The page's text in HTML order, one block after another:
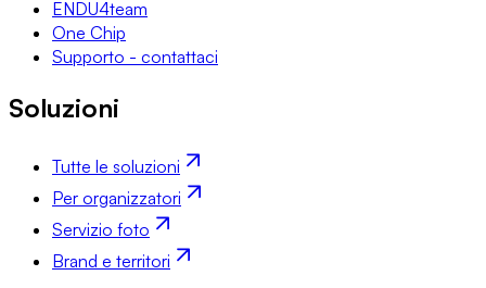
ENDU4team
One Chip
Supporto - contattaci
Soluzioni
Tutte le soluzioni
Per organizzatori
Servizio foto
Brand e territori